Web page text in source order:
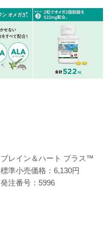
ブレイン＆ハート プラス™
標準小売価格：6,130円
発注番号：5996